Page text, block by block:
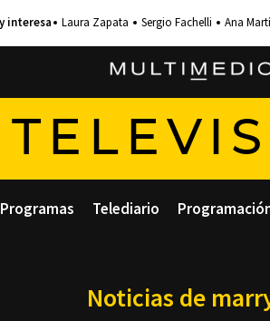
Laura Zapata Sergio Fachelli Ana
Programas Telediario
Noticias de